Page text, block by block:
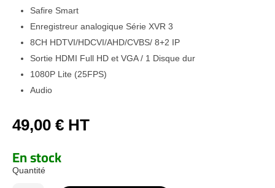
Safire Smart
Enregistreur analogique Série XVR 3
8CH HDTVI/HDCVI/AHD/CVBS/ 8+2 IP
Sortie HDMI Full HD et VGA / 1 Disque dur
1080P Lite (25FPS)
Audio
49,00 € HT
En stock